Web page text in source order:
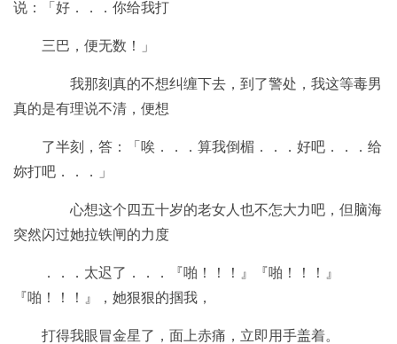
说：「好．．．你给我打
三巴，便无数！」
我那刻真的不想纠缠下去，到了警处，我这等毒男
真的是有理说不清，便想
了半刻，答：「唉．．．算我倒楣．．．好吧．．．给
妳打吧．．．」
心想这个四五十岁的老女人也不怎大力吧，但脑海
突然闪过她拉铁闸的力度
．．．太迟了．．．『啪！！！』『啪！！！』
『啪！！！』，她狠狠的掴我，
打得我眼冒金星了，面上赤痛，立即用手盖着。